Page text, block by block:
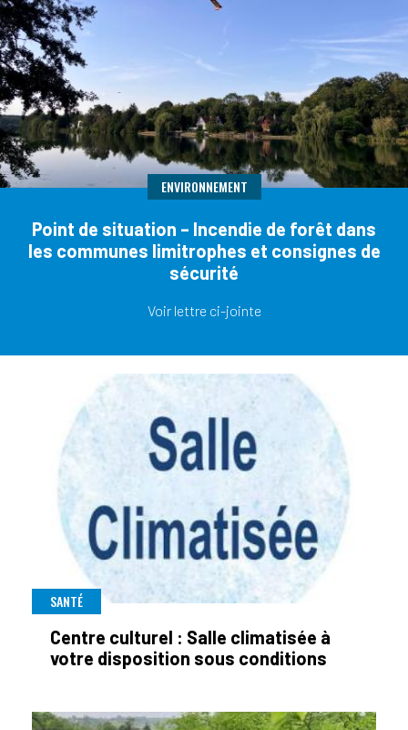
ENVIRONNEMENT
Point de situation – Incendie de forêt dans
les communes limitrophes et consignes de
sécurité
Voir lettre ci-jointe
SANTÉ
Centre culturel : Salle climatisée à
votre disposition sous conditions